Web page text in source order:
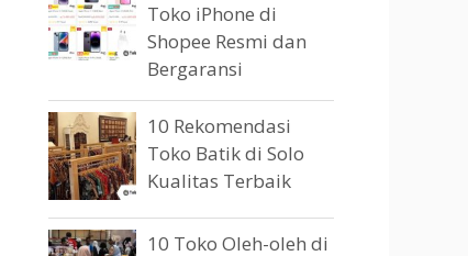
Toko iPhone di
Shopee Resmi dan
Bergaransi
10 Rekomendasi
Toko Batik di Solo
Kualitas Terbaik
10 Toko Oleh-oleh di